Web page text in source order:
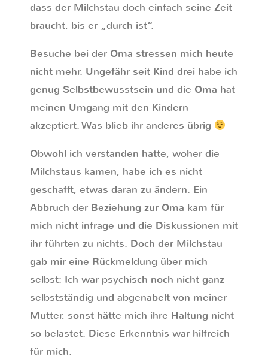
dass der Milchstau doch einfach seine Zeit
braucht, bis er „durch ist“.
Besuche bei der Oma stressen mich heute
nicht mehr. Ungefähr seit Kind drei habe ich
genug Selbstbewusstsein und die Oma hat
meinen Umgang mit den Kindern
akzeptiert. Was blieb ihr anderes übrig
Obwohl ich verstanden hatte, woher die
Milchstaus kamen, habe ich es nicht
geschafft, etwas daran zu ändern. Ein
Abbruch der Beziehung zur Oma kam für
mich nicht infrage und die Diskussionen mit
ihr führten zu nichts. Doch der Milchstau
gab mir eine Rückmeldung über mich
selbst: Ich war psychisch noch nicht ganz
selbstständig und abgenabelt von meiner
Mutter, sonst hätte mich ihre Haltung nicht
so belastet. Diese Erkenntnis war hilfreich
für mich.